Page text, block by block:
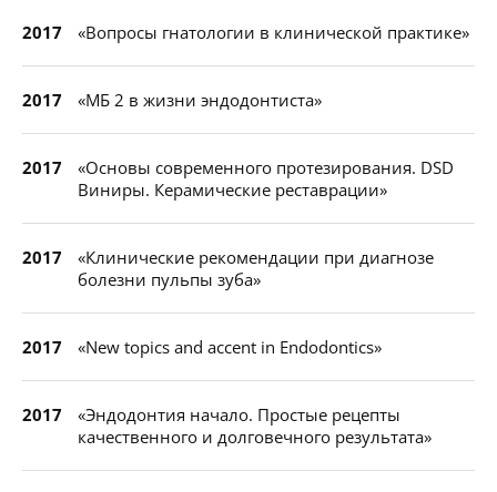
2017 «Вопросы гнатологии в клинической практике»
2017 «МБ 2 в жизни эндодонтиста»
2017
«Основы современного протезирования. DSD
Виниры. Керамические реставрации»
2017
«Клинические рекомендации при диагнозе
болезни пульпы зуба»
2017 «New topics and accent in Endodontics»
2017
«Эндодонтия начало. Простые рецепты
качественного и долговечного результата»